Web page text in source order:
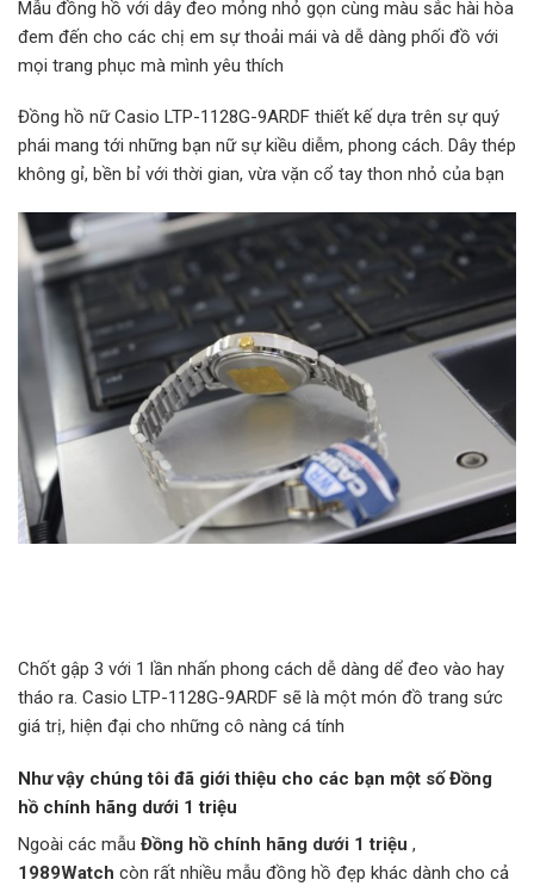
Mẫu đồng hồ với dây đeo mỏng nhỏ gọn cùng màu sắc hài hòa
đem đến cho các chị em sự thoải mái và dễ dàng phối đồ với
mọi trang phục mà mình yêu thích
Đồng hồ nữ Casio LTP-1128G-9ARDF thiết kế dựa trên sự quý
phái mang tới những bạn nữ sự kiều diễm, phong cách. Dây thép
không gỉ, bền bỉ với thời gian, vừa vặn cổ tay thon nhỏ của bạn
Chốt gập 3 với 1 lần nhấn phong cách dễ dàng dể đeo vào hay
tháo ra. Casio LTP-1128G-9ARDF sẽ là một món đồ trang sức
giá trị, hiện đại cho những cô nàng cá tính
Như vậy chúng tôi đã giới thiệu cho các bạn một số Đồng
hồ chính hãng dưới 1 triệu
Ngoài các mẫu Đồng hồ chính hãng dưới 1 triệu ,
1989Watch còn rất nhiều mẫu đồng hồ đẹp khác dành cho cả